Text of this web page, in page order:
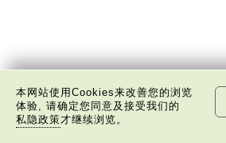
本网站使用Cookies来改善您的浏览
体验, 请确定您同意及接受我们的
私隐政策才继续浏览。